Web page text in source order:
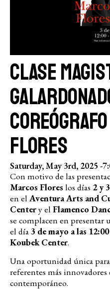
Clase
Flores
Saturday, May 3rd, 2025 -
Con motivo de las
Marcos Flores los días 2 y
en el Aventura Arts and
Centery el Flamenco
se complacen en presentar
el día 3 de mayo a las
Koubek Center.
Una oportunidad única
referentes más
contemporáneo.